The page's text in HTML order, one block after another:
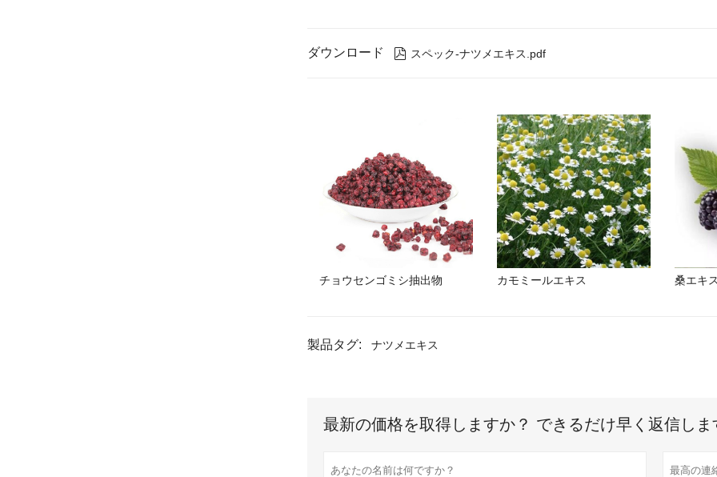
ダウンロード  スペック-ナツメエキス.pdf
チョウセンゴミシ抽出物 カモミールエキス 桑エキ
製品タグ: ナツメエキス
最新の価格を取得しますか？ できるだけ早く返信し